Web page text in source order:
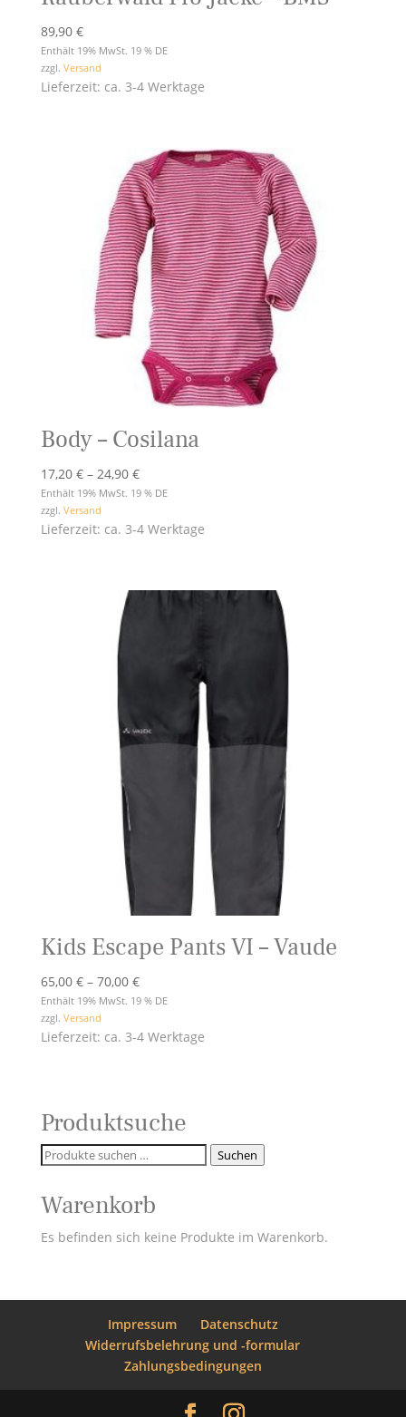
89,90 €
Enthält 19% MwSt. 19 % DE
zzgl. Versand
Lieferzeit: ca. 3-4 Werktage
Body – Cosilana
17,20 € – 24,90 €Preisspanne:
17,20 €
24,90 €
Enthält 19% MwSt. 19 % DE
zzgl. Versand
Lieferzeit: ca. 3-4 Werktage
Kids Escape Pants VI – Vaude
65,00 € – 70,00 €Preisspanne:
65,00 €
70,00 €
Enthält 19% MwSt. 19 % DE
zzgl. Versand
Lieferzeit: ca. 3-4 Werktage
Produktsuche
Suchen
Suchen
Warenkorb
Es befinden sich keine Produkte im Warenkorb.
Impressum
Datenschutz
Widerrufsbelehrung und -formular
Zahlungsbedingungen